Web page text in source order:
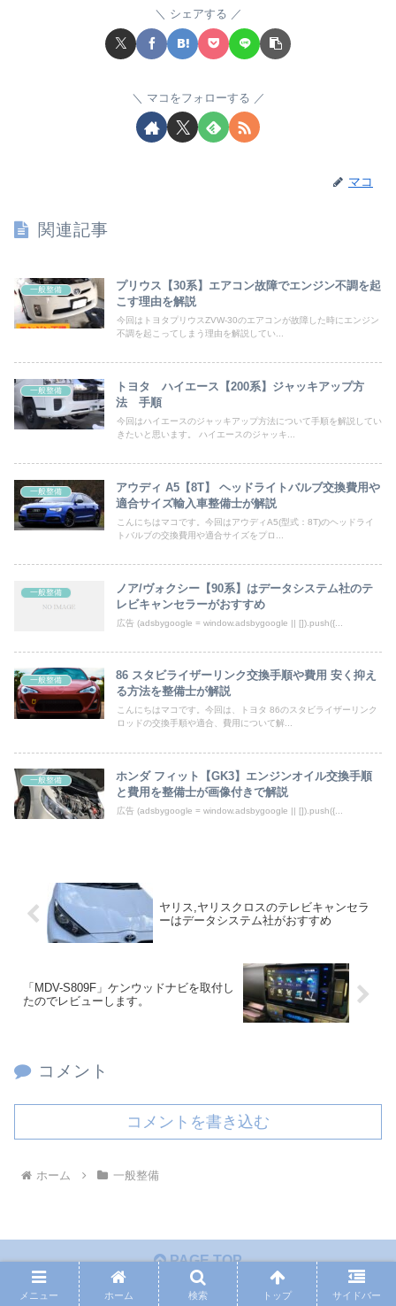
シェアする
マコをフォローする
マコ
関連記事
一般整備
プリウス【30系】エアコン故障でエンジン不調を起
こす理由を解説
今回はトヨタプリウスZVW-30のエアコンが故障した時にエンジン
不調を起こってしまう理由を解説してい...
一般整備
トヨタ ハイエース【200系】ジャッキアップ方
法 手順
今回はハイエースのジャッキアップ方法について手順を解説してい
きたいと思います。 ハイエースのジャッキ...
一般整備
アウディ A5【8T】 ヘッドライトバルブ交換費用や
適合サイズ輸入車整備士が解説
こんにちはマコです。今回はアウディA5(型式：8T)のヘッドライ
トバルブの交換費用や適合サイズをプロ...
一般整備
ノア/ヴォクシー【90系】はデータシステム社のテ
レビキャンセラーがおすすめ
広告 (adsbygoogle = window.adsbygoogle || []).push({...
一般整備
86 スタビライザーリンク交換手順や費用 安く抑え
る方法を整備士が解説
こんにちはマコです。今回は、トヨタ 86のスタビライザーリンク
ロッドの交換手順や適合、費用について解...
一般整備
ホンダ フィット【GK3】エンジンオイル交換手順
と費用を整備士が画像付きで解説
広告 (adsbygoogle = window.adsbygoogle || []).push({...
ヤリス,ヤリスクロスのテレビキャンセラ
ーはデータシステム社がおすすめ
「MDV-S809F」ケンウッドナビを取付し
たのでレビューします。
コメント
コメントを書き込む
ホーム 一般整備
PAGE TOP
メニュー ホーム 検索 トップ サイドバー